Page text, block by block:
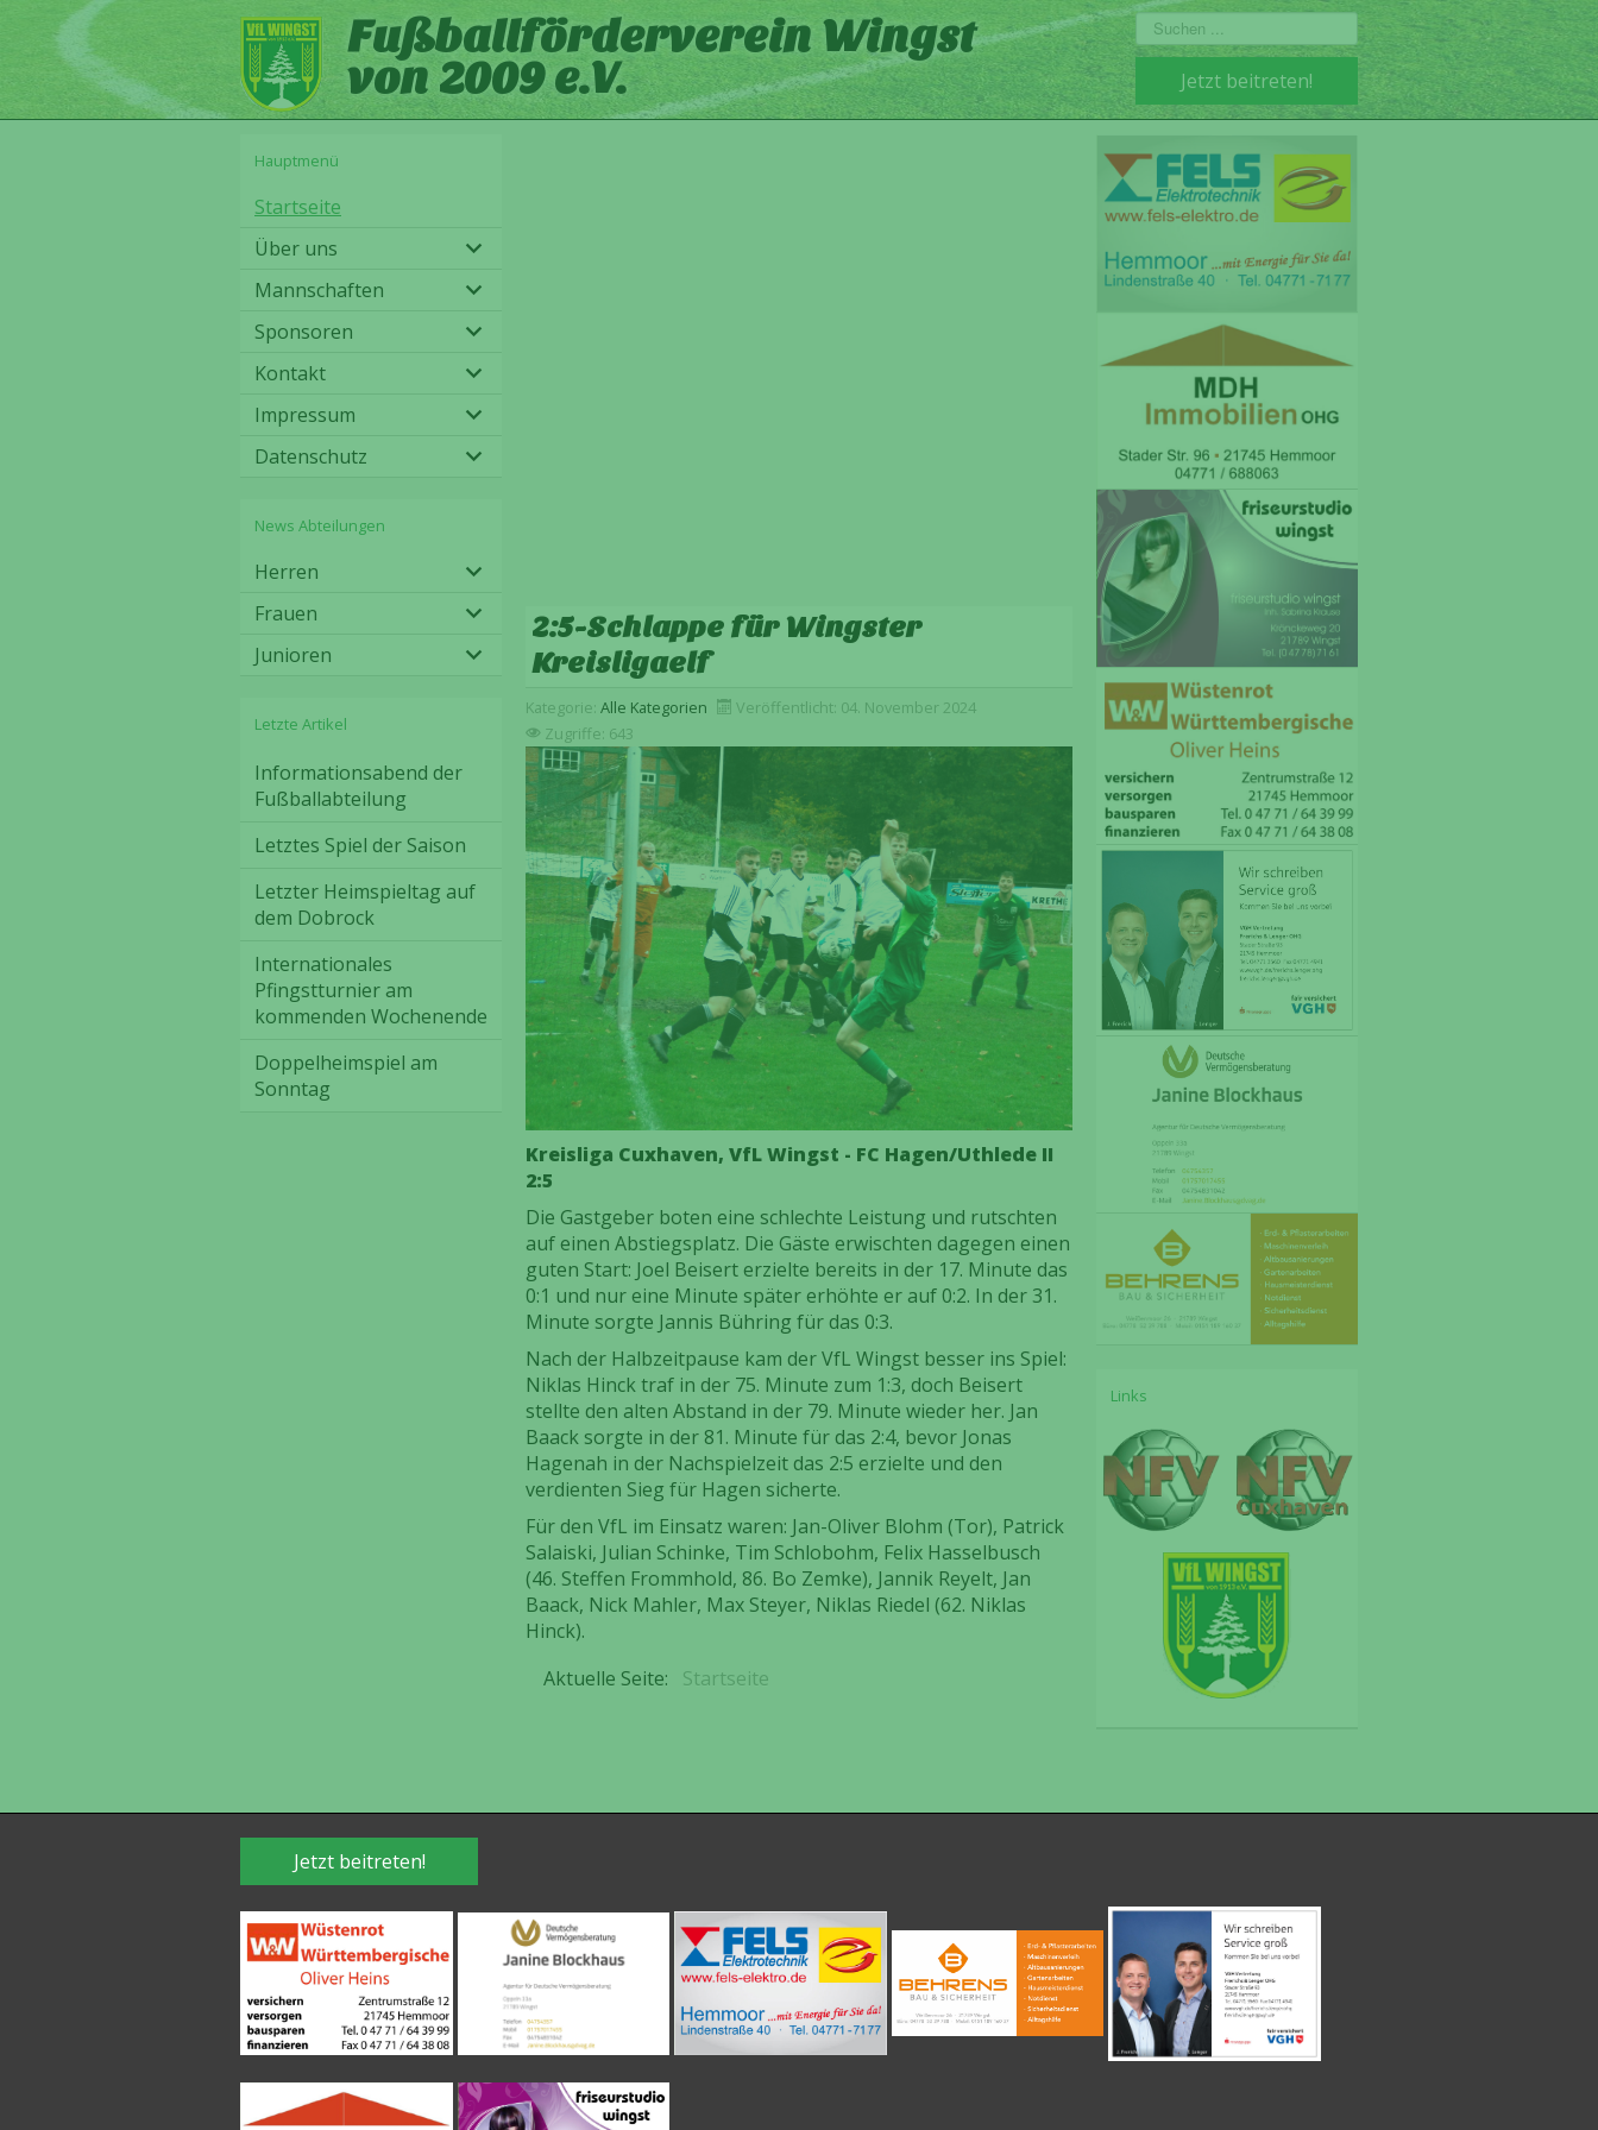
Fußballförderverein Wingst
von 2009 e.V.
Suchen
Jetzt beitreten!
Hauptmenü
Startseite
Über uns
Mannschaften
Sponsoren
Kontakt
Impressum
Datenschutz
News Abteilungen
Herren
Frauen
Junioren
Letzte Artikel
Informationsabend der
Fußballabteilung
Letztes Spiel der Saison
Letzter Heimspieltag auf
dem Dobrock
Internationales
Pfingstturnier am
kommenden Wochenende
Doppelheimspiel am
Sonntag
2:5-Schlappe für Wingster
Kreisligaelf
Kategorie: Alle Kategorien
Veröffentlicht: 04. November 2024
Zugriffe: 643
Kreisliga Cuxhaven, VfL Wingst - FC Hagen/Uthlede II
2:5
Die Gastgeber boten eine schlechte Leistung und rutschten
auf einen Abstiegsplatz. Die Gäste erwischten dagegen einen
guten Start: Joel Beisert erzielte bereits in der 17. Minute das
0:1 und nur eine Minute später erhöhte er auf 0:2. In der 31.
Minute sorgte Jannis Bühring für das 0:3.
Nach der Halbzeitpause kam der VfL Wingst besser ins Spiel:
Niklas Hinck traf in der 75. Minute zum 1:3, doch Beisert
stellte den alten Abstand in der 79. Minute wieder her. Jan
Baack sorgte in der 81. Minute für das 2:4, bevor Jonas
Hagenah in der Nachspielzeit das 2:5 erzielte und den
verdienten Sieg für Hagen sicherte.
Für den VfL im Einsatz waren: Jan-Oliver Blohm (Tor), Patrick
Salaiski, Julian Schinke, Tim Schlobohm, Felix Hasselbusch
(46. Steffen Frommhold, 86. Bo Zemke), Jannik Reyelt, Jan
Baack, Nick Mahler, Max Steyer, Niklas Riedel (62. Niklas
Hinck).
Aktuelle Seite:
Startseite
Links
Jetzt beitreten!